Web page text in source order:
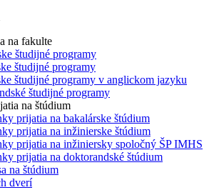
na fakulte
študijné programy
študijné programy
študijné programy v anglickom jazyku
študijné programy
na štúdium
prijatia na bakalárske štúdium
prijatia na inžinierske štúdium
prijatia na inžiniersky spoločný ŠP IMHS
prijatia na doktorandské štúdium
na štúdium
dverí